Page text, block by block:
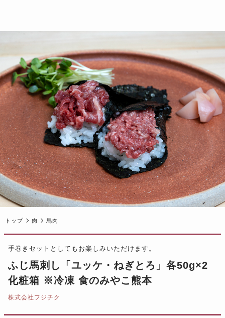
トップ 肉 馬肉
手巻きセットとしてもお楽しみいただけます。
ふじ馬刺し「ユッケ・ねぎとろ」各50g×2
化粧箱 ※冷凍 食のみやこ熊本
株式会社フジチク